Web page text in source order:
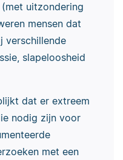
uitzondering
mensen dat
verschillende
slapeloosheid
dat er extreem
nodig zijn voor
met een